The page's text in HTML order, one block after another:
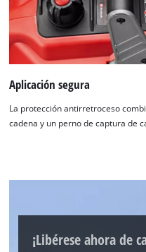
Aplicación segura
La protección antirretroceso
cadena y un perno de captura de
¡Libérese ahora de